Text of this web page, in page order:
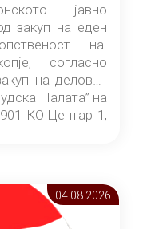
јавно
закуп на еден
на
согласно
на деловен
Палата” на
КО Центар 1,
од 3
на
04.08 2026